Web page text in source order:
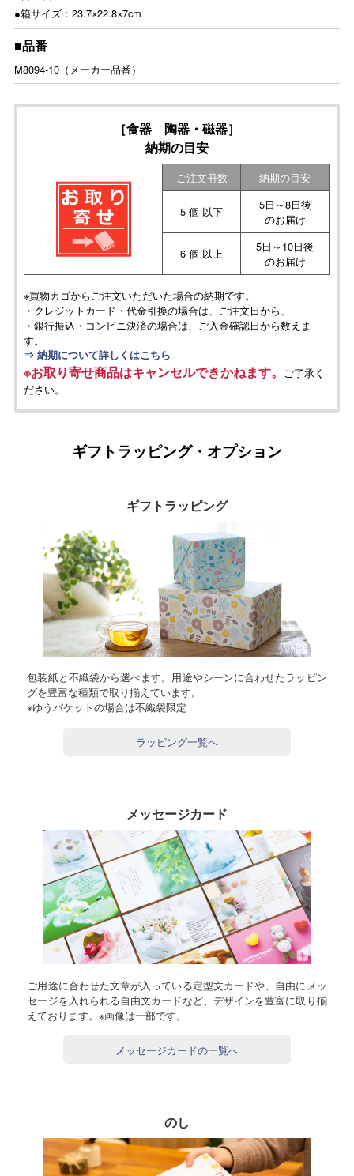
●箱サイズ：23.7×22.8×7cm
■品番
M8094-10（メーカー品番）
［食器 陶器・磁器］
納期の目安
ご注文冊数 納期の目安
5 個 以下
5日～8日後
のお届け
6 個 以上
5日～10日後
のお届け
※買物カゴからご注文いただいた場合の納期です。
・クレジットカード・代金引換の場合は、ご注文日から、
・銀行振込・コンビニ決済の場合は、ご入金確認日から数えま
す。
⇒ 納期について詳しくはこちら
※お取り寄せ商品はキャンセルできかねます。
ご了承く
ださい。
ギフトラッピング・オプション
ギフトラッピング
包装紙と不織袋から選べます。用途やシーンに合わせたラッピン
グを豊富な種類で取り揃えています。
※ゆうパケットの場合は不織袋限定
ラッピング一覧へ
メッセージカード
ご用途に合わせた文章が入っている定型文カードや、自由にメッ
セージを入れられる自由文カードなど、デザインを豊富に取り揃
えております。※画像は一部です。
メッセージカードの一覧へ
のし